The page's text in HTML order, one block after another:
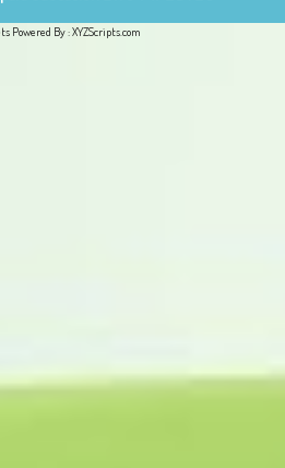
Powered By :XYZScripts.com